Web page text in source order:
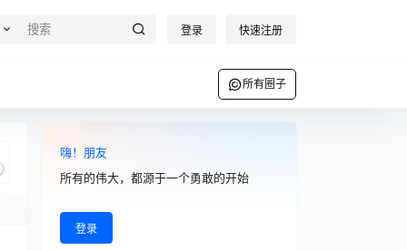
登录 快速注册
所有圈子
嗨！朋友
所有的伟大，都源于一个勇敢的开始
登录